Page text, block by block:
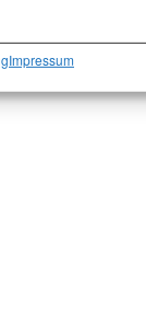
Impressum